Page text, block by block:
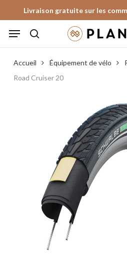
to
main
Livraison gratuite sur les
Menu
Accueil Équipement de vélo
Road Cruiser 20